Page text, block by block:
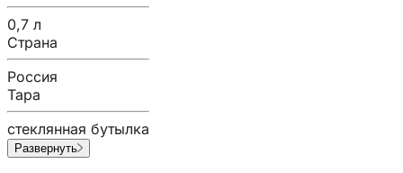
0,7 л
Страна
Россия
Тара
стеклянная бутылка
Развернуть